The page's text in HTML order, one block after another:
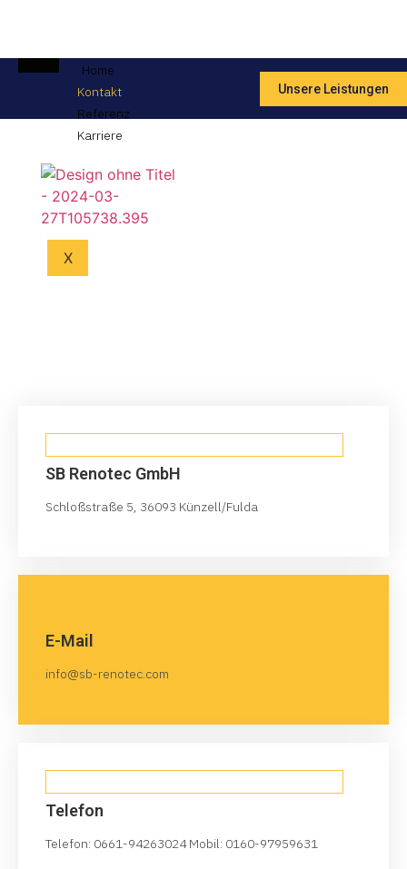
Home
Kontakt
Referenz
Karriere
X
Unsere Leistungen
SB Renotec GmbH
Schloßstraße 5, 36093 Künzell/Fulda
E-Mail
info@sb-renotec.com
Telefon
Telefon: 0661-94263024 Mobil: 0160-97959631